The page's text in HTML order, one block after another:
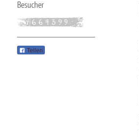
Besucher
Teilen